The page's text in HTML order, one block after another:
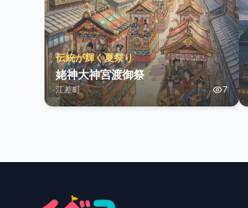
伝統が輝く夏祭り
姥神大神宮渡御祭
江差町 7